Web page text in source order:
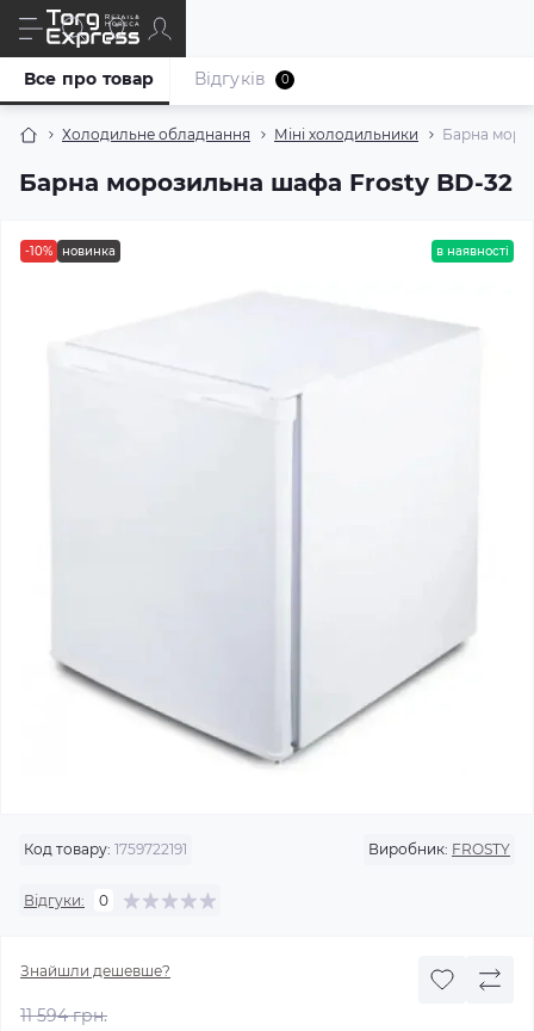
Холодильне обладнання Міні холодильники Барна
Барна морозильна шафа Frosty BD-32
Все про товар Відгуків 0
-10% новинка в наявності
Код товару: 1759722191 Виробник: FROSTY
Відгуки: 0
Знайшли дешевше?
11 594 грн.